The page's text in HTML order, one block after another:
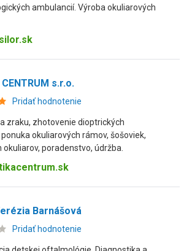
ambulancií. Výroba okuliarových
s.r.o.
Pridať hodnotenie
zraku, zhotovenie dioptrických
okuliarových rámov, šošoviek,
okuliarov, poradenstvo, údržba.
Barnášová
Pridať hodnotenie